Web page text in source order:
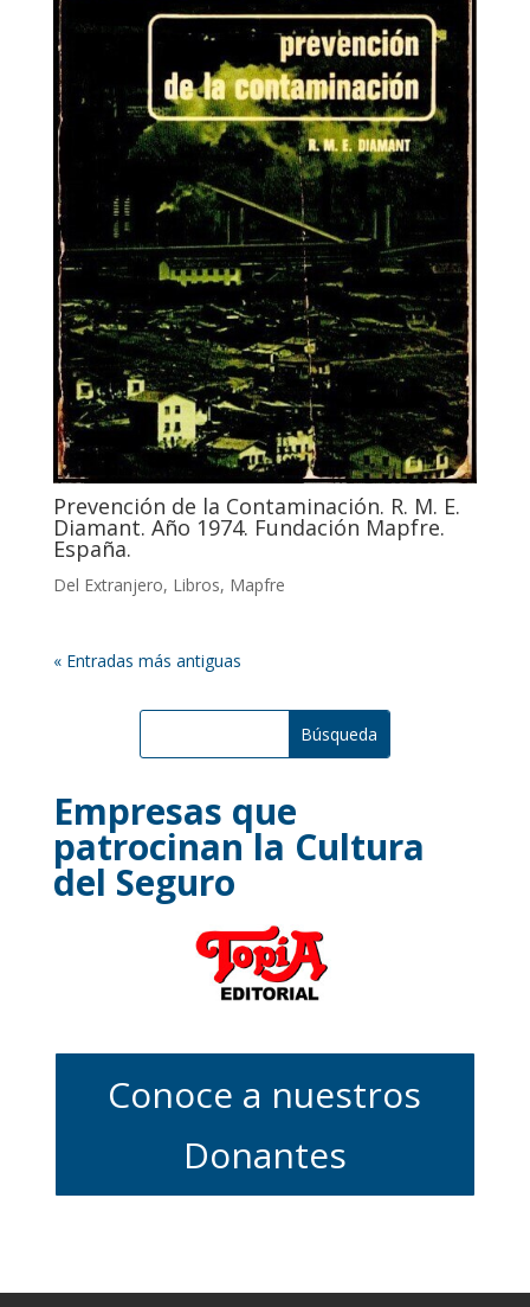
Prevención de la Contaminación. R. M. E.
Diamant. Año 1974. Fundación Mapfre.
España.
Del Extranjero, Libros, Mapfre
« Entradas más antiguas
Empresas que
patrocinan la Cultura
del Seguro
Conoce a nuestros
Donantes